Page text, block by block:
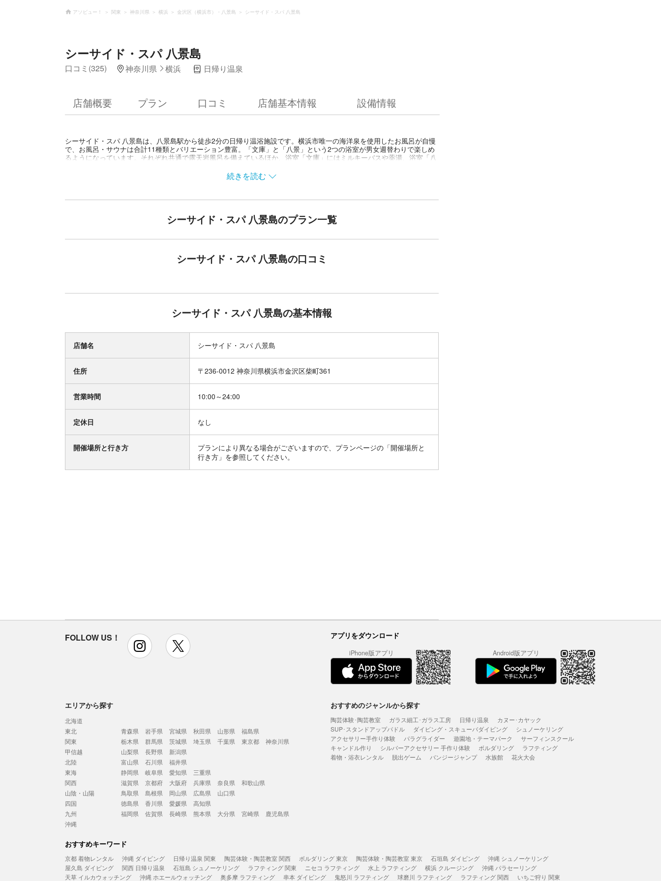
アソビュー！ 関東 神奈川県 横浜 金沢区（横浜市）・八景島 シーサイド・スパ 八景島
シーサイド・スパ 八景島
口コミ(325) 神奈川県 横浜 日帰り温泉
店舗概要 プラン 口コミ 店舗基本情報 設備情報
シーサイド・スパ 八景島は、八景島駅から徒歩2分の日帰り温浴施設です。横浜市唯一の海洋泉を使用したお風呂が自慢
で、お風呂・サウナは合計11種類とバリエーション豊富。「文庫」と「八景」という2つの浴室が男女週替わりで楽しめ
るようになっています。それぞれ共通で露天岩風呂を備えているほか、浴室「文庫」にはミルキーバスや薬湯、浴室「八
完備。また、自然のミネラルが十分に含まれた海洋泉はタラソテラピーの要素を持ち、筋肉痛や関節痛、冷え症、皮膚疾
患などに効果が期待できます。その他、レストルームにあるテレビ付きリクライニングシートや、中国整体・エステなど
ます。アソビューではシーサイド・スパ 八景島の割引クーポンを販売中。「日帰り入浴＋タオルセット＋食事券1,000円
けと入場もスムーズ。シーサイド・スパ 八景島の割引クーポンを使って、海洋泉風呂とタラソテラピーを心ゆくまでお楽
続きを読む
シーサイド・スパ 八景島のプラン一覧
シーサイド・スパ 八景島の口コミ
シーサイド・スパ 八景島の基本情報
店舗名 シーサイド・スパ 八景島
住所 〒236-0012 神奈川県横浜市金沢区柴町361
営業時間 10:00～24:00
定休日 なし
開催場所と行き方
プランにより異なる場合がございますので、プランページの「開催場所と
行き方」を参照してください。
FOLLOW US！ instagram アプリをダウンロード
iPhone版アプリ Android版アプリ
エリアから探す
北海道
東北
青森県 岩手県 宮城県 秋田県 山形県
福島県
関東
栃木県 群馬県 茨城県 埼玉県 千葉県 東京都
神奈川県
甲信越
山梨県 長野県
新潟県
北陸
富山県 石川県
福井県
東海
静岡県 岐阜県 愛知県
三重県
関西
滋賀県 京都府 大阪府 兵庫県 奈良県
和歌山県
山陰・山陽
鳥取県 島根県 岡山県 広島県
山口県
四国
徳島県 香川県 愛媛県
高知県
九州
福岡県 佐賀県 長崎県 熊本県 大分県 宮崎県
鹿児島県
沖縄
おすすめのジャンルから探す
陶芸体験･陶芸教室 ガラス細工･ガラス工房 日帰り温泉
カヌー･カヤック
SUP･スタンドアップパドル
ダイビング・スキューバダイビング
シュノーケリング
アクセサリー手作り体験
パラグライダー 遊園地・テーマパーク
サーフィンスクール
キャンドル作り
シルバーアクセサリー 手作り体験 ボルダリング
ラフティング
着物・浴衣レンタル
脱出ゲーム バンジージャンプ 水族館 花火大会
おすすめキーワード
京都 着物レンタル 沖縄 ダイビング 日帰り温泉 関東 陶芸体験・陶芸教室 関西 ボルダリング 東京 陶芸体験・陶芸教室 東京 石垣島 ダイビング
沖縄 シュノーケリング
屋久島 ダイビング
関西 日帰り温泉 石垣島 シュノーケリング ラフティング 関東 ニセコ ラフティング 水上 ラフティング 横浜 クルージング
沖縄 パラセーリング
天草 イルカウォッチング
沖縄 ホエールウォッチング 奥多摩 ラフティング 串本 ダイビング 鬼怒川 ラフティング 球磨川 ラフティング ラフティング 関西 いちご狩り 関東